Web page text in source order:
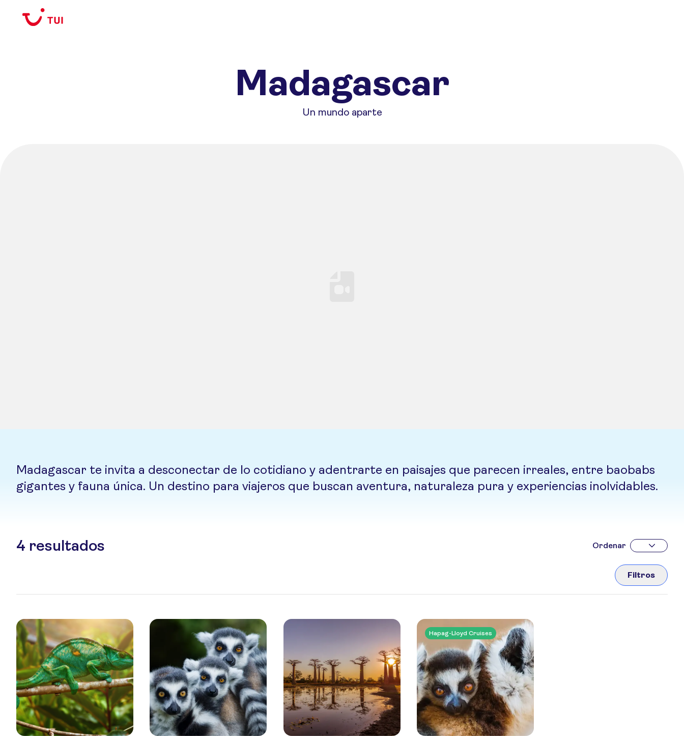
Madagascar
Un mundo aparte
Madagascar te invita a desconectar de lo cotidiano y adentrarte en paisajes que parecen irreales, entre baobabs
gigantes y fauna única. Un destino para viajeros que buscan aventura, naturaleza pura y experiencias inolvidables.
4 resultados Ordenar
Filtros
Hapag-Lloyd Cruises